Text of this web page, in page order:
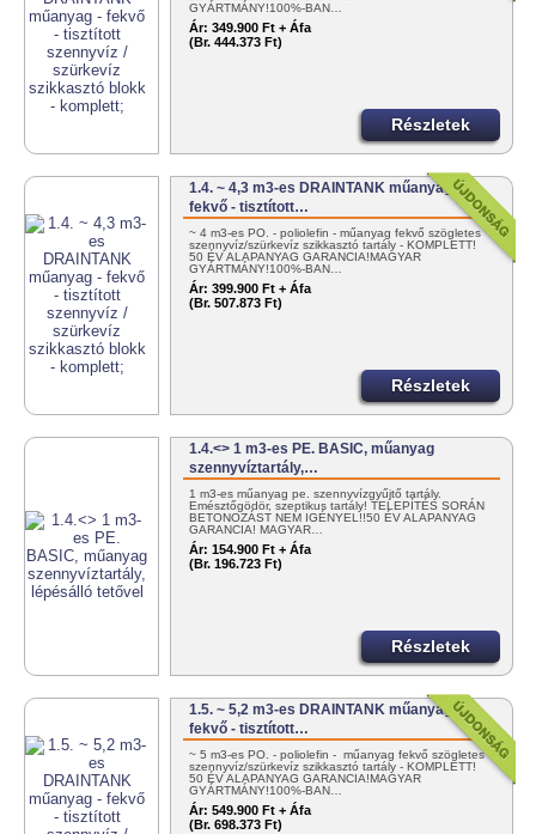
GYÁRTMÁNY!100%-BAN…
Ár: 349.900 Ft + Áfa
(Br. 444.373 Ft)
Részletek
1.4. ~ 4,3 m3-es DRAINTANK műanyag -
fekvő - tisztított…
~ 4 m3-es PO. - poliolefin - műanyag fekvő szögletes
szennyvíz/szürkevíz szikkasztó tartály - KOMPLETT!
50 ÉV ALAPANYAG GARANCIA!MAGYAR
GYÁRTMÁNY!100%-BAN…
Ár: 399.900 Ft + Áfa
(Br. 507.873 Ft)
Részletek
1.4.<> 1 m3-es PE. BASIC, műanyag
szennyvíztartály,…
1 m3-es műanyag pe. szennyvízgyűjtő tartály.
Emésztőgödör, szeptikus tartály! TELEPÍTÉS SORÁN
BETONOZÁST NEM IGÉNYEL!!50 ÉV ALAPANYAG
GARANCIA! MAGYAR…
Ár: 154.900 Ft + Áfa
(Br. 196.723 Ft)
Részletek
1.5. ~ 5,2 m3-es DRAINTANK műanyag -
fekvő - tisztított…
~ 5 m3-es PO. - poliolefin - műanyag fekvő szögletes
szennyvíz/szürkevíz szikkasztó tartály - KOMPLETT!
50 ÉV ALAPANYAG GARANCIA!MAGYAR
GYÁRTMÁNY!100%-BAN…
Ár: 549.900 Ft + Áfa
(Br. 698.373 Ft)